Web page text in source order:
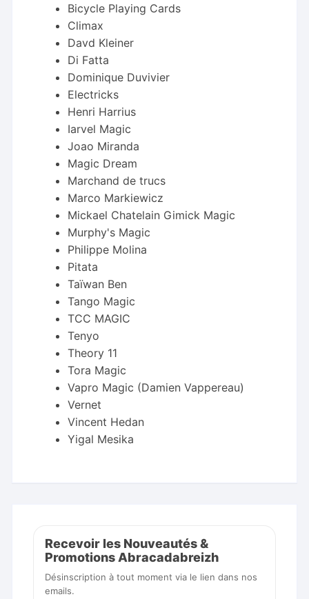
Bicycle Playing Cards
Climax
Davd Kleiner
Di Fatta
Dominique Duvivier
Electricks
Henri Harrius
Iarvel Magic
Joao Miranda
Magic Dream
Marchand de trucs
Marco Markiewicz
Mickael Chatelain Gimick Magic
Murphy's Magic
Philippe Molina
Pitata
Taïwan Ben
Tango Magic
TCC MAGIC
Tenyo
Theory 11
Tora Magic
Vapro Magic (Damien Vappereau)
Vernet
Vincent Hedan
Yigal Mesika
Recevoir les Nouveautés &
Promotions Abracadabreizh
Désinscription à tout moment via le lien dans nos
emails.